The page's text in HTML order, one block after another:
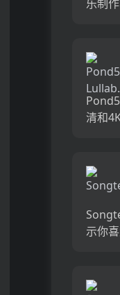
乐制
音带
验。
清和
片。无
影、
示你
歌曲